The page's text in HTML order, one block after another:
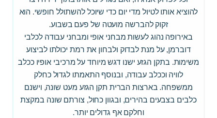
להוציא אותו לטיול מדי יום כדי שיוכל להשתולל חופשי. הוא
זקוק להברשה מועטה של פעם בשבוע.
באירופה נהוג לעשות מבחני אופי ומבחני עבודה לכלבי
דוברמן, על מנת לבדוק ולבחון את רמת יכולתו לביצוע
משימות. בתקן הגזע ישנו דגש מיוחד על מרכיבי אופיו ככלב
לוויה וככלב עבודה, ובנוסף התאמתו לגדול כחלק
ממשפחה. בארצות הברית תקן הגזע מעט שונה, וישנם
כלבים בצבעים בהירים, ובגוון כחול, צורתם שונה במקצת
וחלקם אף גדולים יותר.